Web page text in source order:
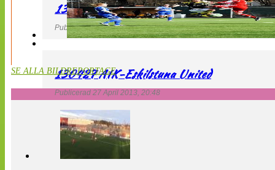
130427 LdB FC Malmö – Mallbackens IF
Publicerad 27 April 2013, 20:54
130427 AIK-Eskilstuna United
Publicerad 27 April 2013, 20:48
SE ALLA BILDREPORTAGE